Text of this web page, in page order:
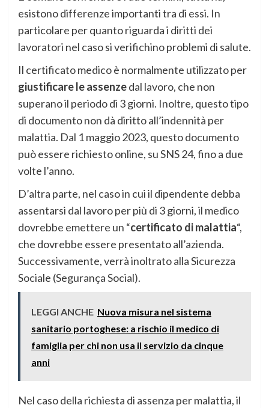
esistono differenze importanti tra di essi. In
particolare per quanto riguarda i diritti dei
lavoratori nel caso si verifichino problemi di salute.
Il certificato medico è normalmente utilizzato per
giustificare le assenzedal lavoro, che non
superano il periodo di 3 giorni. Inoltre, questo tipo
di documento non dà diritto all’indennità per
malattia. Dal 1 maggio 2023, questo documento
può essere richiesto online, su SNS 24, fino a due
volte l’anno.
D’altra parte, nel caso in cui il dipendente debba
assentarsi dal lavoro per più di 3 giorni, il medico
dovrebbe emettere un “certificato di malattia“,
che dovrebbe essere presentato all’azienda.
Successivamente, verrà inoltrato alla Sicurezza
Sociale (Segurança Social).
LEGGI ANCHE Nuova misura nel sistema
sanitario portoghese: a rischio il medico di
famiglia per chi non usa il servizio da cinque
anni
Nel caso della richiesta di assenza per malattia, il